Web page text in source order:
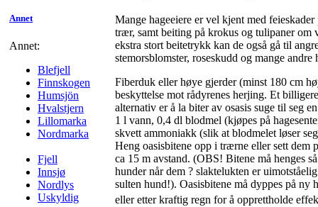
Annet
Annet:
Blefjell
Finnskogen
Humsjön
Hvalstjern
Lillomarka
Nordmarka
Fjell
Innsjø
Nordlys
Uskyldig
Mange hageeiere er vel kjent med feieskader
trær, samt beiting på krokus og tulipaner om
ekstra stort beitetrykk kan de også gå til
stemorsblomster, roseskudd og mange andre
Fiberduk eller høye gjerder (minst 180 cm
beskyttelse mot rådyrenes herjing. Et
alternativ er å la biter av osasis suge til seg
1 l vann, 0,4 dl blodmel (kjøpes på
skvett ammoniakk (slik at blodmelet løser
Heng oasisbitene opp i trærne eller sett dem
ca 15 m avstand. (OBS! Bitene må henges
hunder når dem ? slaktelukten er
sulten hund!). Oasisbitene må dyppes på ny
eller etter kraftig regn for å opprettholde